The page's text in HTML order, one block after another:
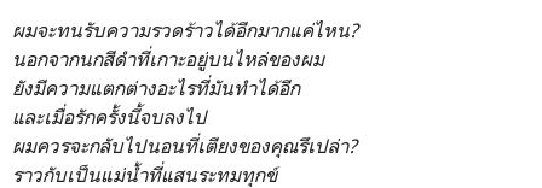
ผมจะทนรับความรวดร้าวได้อีกมากแค่ไหน?
นอกจากนกสีดำที่เกาะอยู่บนไหล่ของผม
ยังมีความแตกต่างอะไรที่มันทำได้อีก
และเมื่อรักครั้งนี้จบลงไป
ผมควรจะกลับไปนอนที่เตียงของคุณรึเปล่า?
ราวกับเป็นแม่น้ำที่แสนระทมทุกข์